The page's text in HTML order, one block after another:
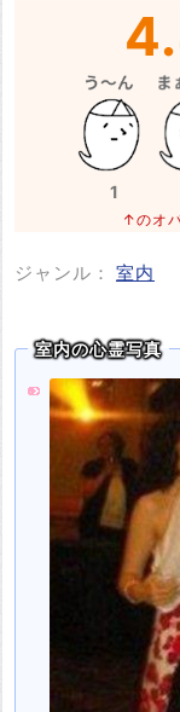
1
↑のオ
ジャンル： 室内
室内の心霊写真